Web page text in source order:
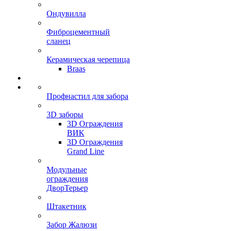
Ондувилла
Фиброцементный
сланец
Керамическая черепица
Braas
Профнастил для забора
3D заборы
3D Ограждения
ВИК
3D Ограждения
Grand Line
Модульные
ограждения
ДворТерьер
Штакетник
Забор Жалюзи